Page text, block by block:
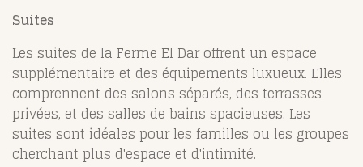
Suites
Les suites de la Ferme El Dar offrent un espace
supplémentaire et des équipements luxueux. Elles
comprennent des salons séparés, des terrasses
privées, et des salles de bains spacieuses. Les
suites sont idéales pour les familles ou les groupes
cherchant plus d'espace et d'intimité.